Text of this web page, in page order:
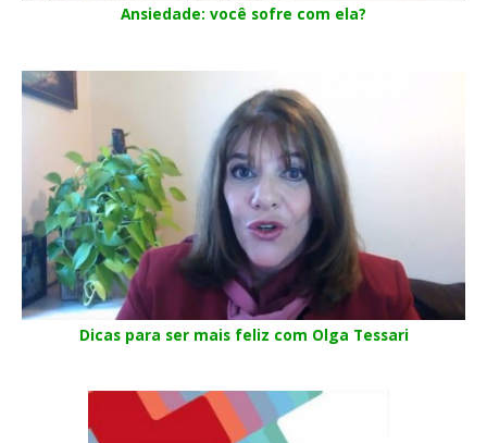
Ansiedade: você sofre com ela?
Dicas para ser mais feliz com Olga Tessari